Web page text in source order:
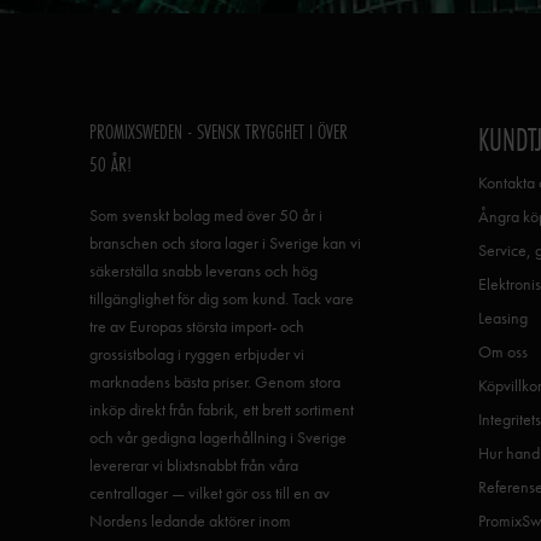
PROMIXSWEDEN - SVENSK TRYGGHET I ÖVER
50 ÅR!
Som svenskt bolag med över 50 år i
branschen och stora lager i Sverige kan vi
säkerställa snabb leverans och hög
tillgänglighet för dig som kund. Tack vare
tre av Europas största import- och
grossistbolag i ryggen erbjuder vi
marknadens bästa priser. Genom stora
inköp direkt från fabrik, ett brett sortiment
och vår gedigna lagerhållning i Sverige
levererar vi blixtsnabbt från våra
centrallager — vilket gör oss till en av
Nordens ledande aktörer inom
Kontakta
Ångra
Service,
Leasing
Om oss
Hur